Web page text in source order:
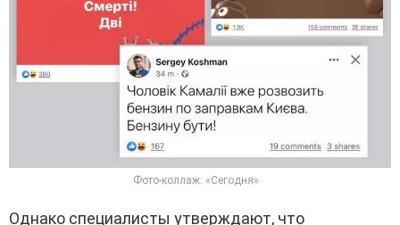
Фото-коллаж: «Сегодня»
Однако специалисты утверждают, что